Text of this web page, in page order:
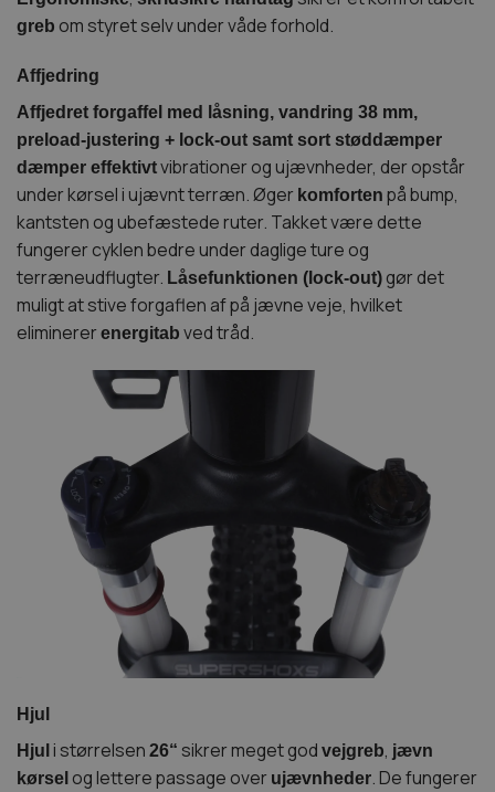
greb om styret selv under våde forhold.
Affjedring
Affjedret forgaffel med låsning, vandring 38 mm,
preload-justering + lock-out samt sort støddæmper
dæmper effektivtvibrationer og ujævnheder, der opstår
under kørsel i ujævnt terræn. Øger komforten på bump,
kantsten og ubefæstede ruter. Takket være dette
fungerer cyklen bedre under daglige ture og
terræneudflugter. Låsefunktionen (lock-out) gør det
muligt at stive forgaflen af på jævne veje, hvilket
eliminerer energitab ved tråd.
Hjul
Hjul i størrelsen 26“ sikrer meget god vejgreb, jævn
kørsel og lettere passage over ujævnheder. De fungerer